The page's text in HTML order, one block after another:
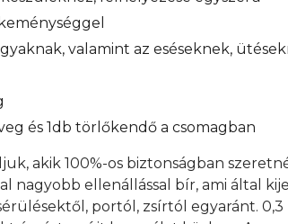
valamint az eséseknek,
és 1db törlőkendő a csomagban
akik 100%-os biztonságban
nagyobb ellenállással bír, ami által
portól, zsírtól egyaránt.